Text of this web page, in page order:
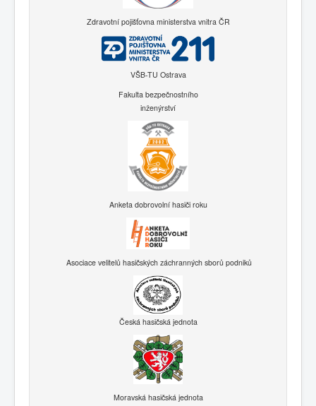
Zdravotní pojišťovna ministerstva vnitra ČR
VŠB-TU Ostrava
Fakulta bezpečnostního
inženýrství
Anketa dobrovolní hasiči roku
Asociace velitelů hasičských záchranných sborů podniků
Česká hasičská jednota
Moravská hasičská jednota